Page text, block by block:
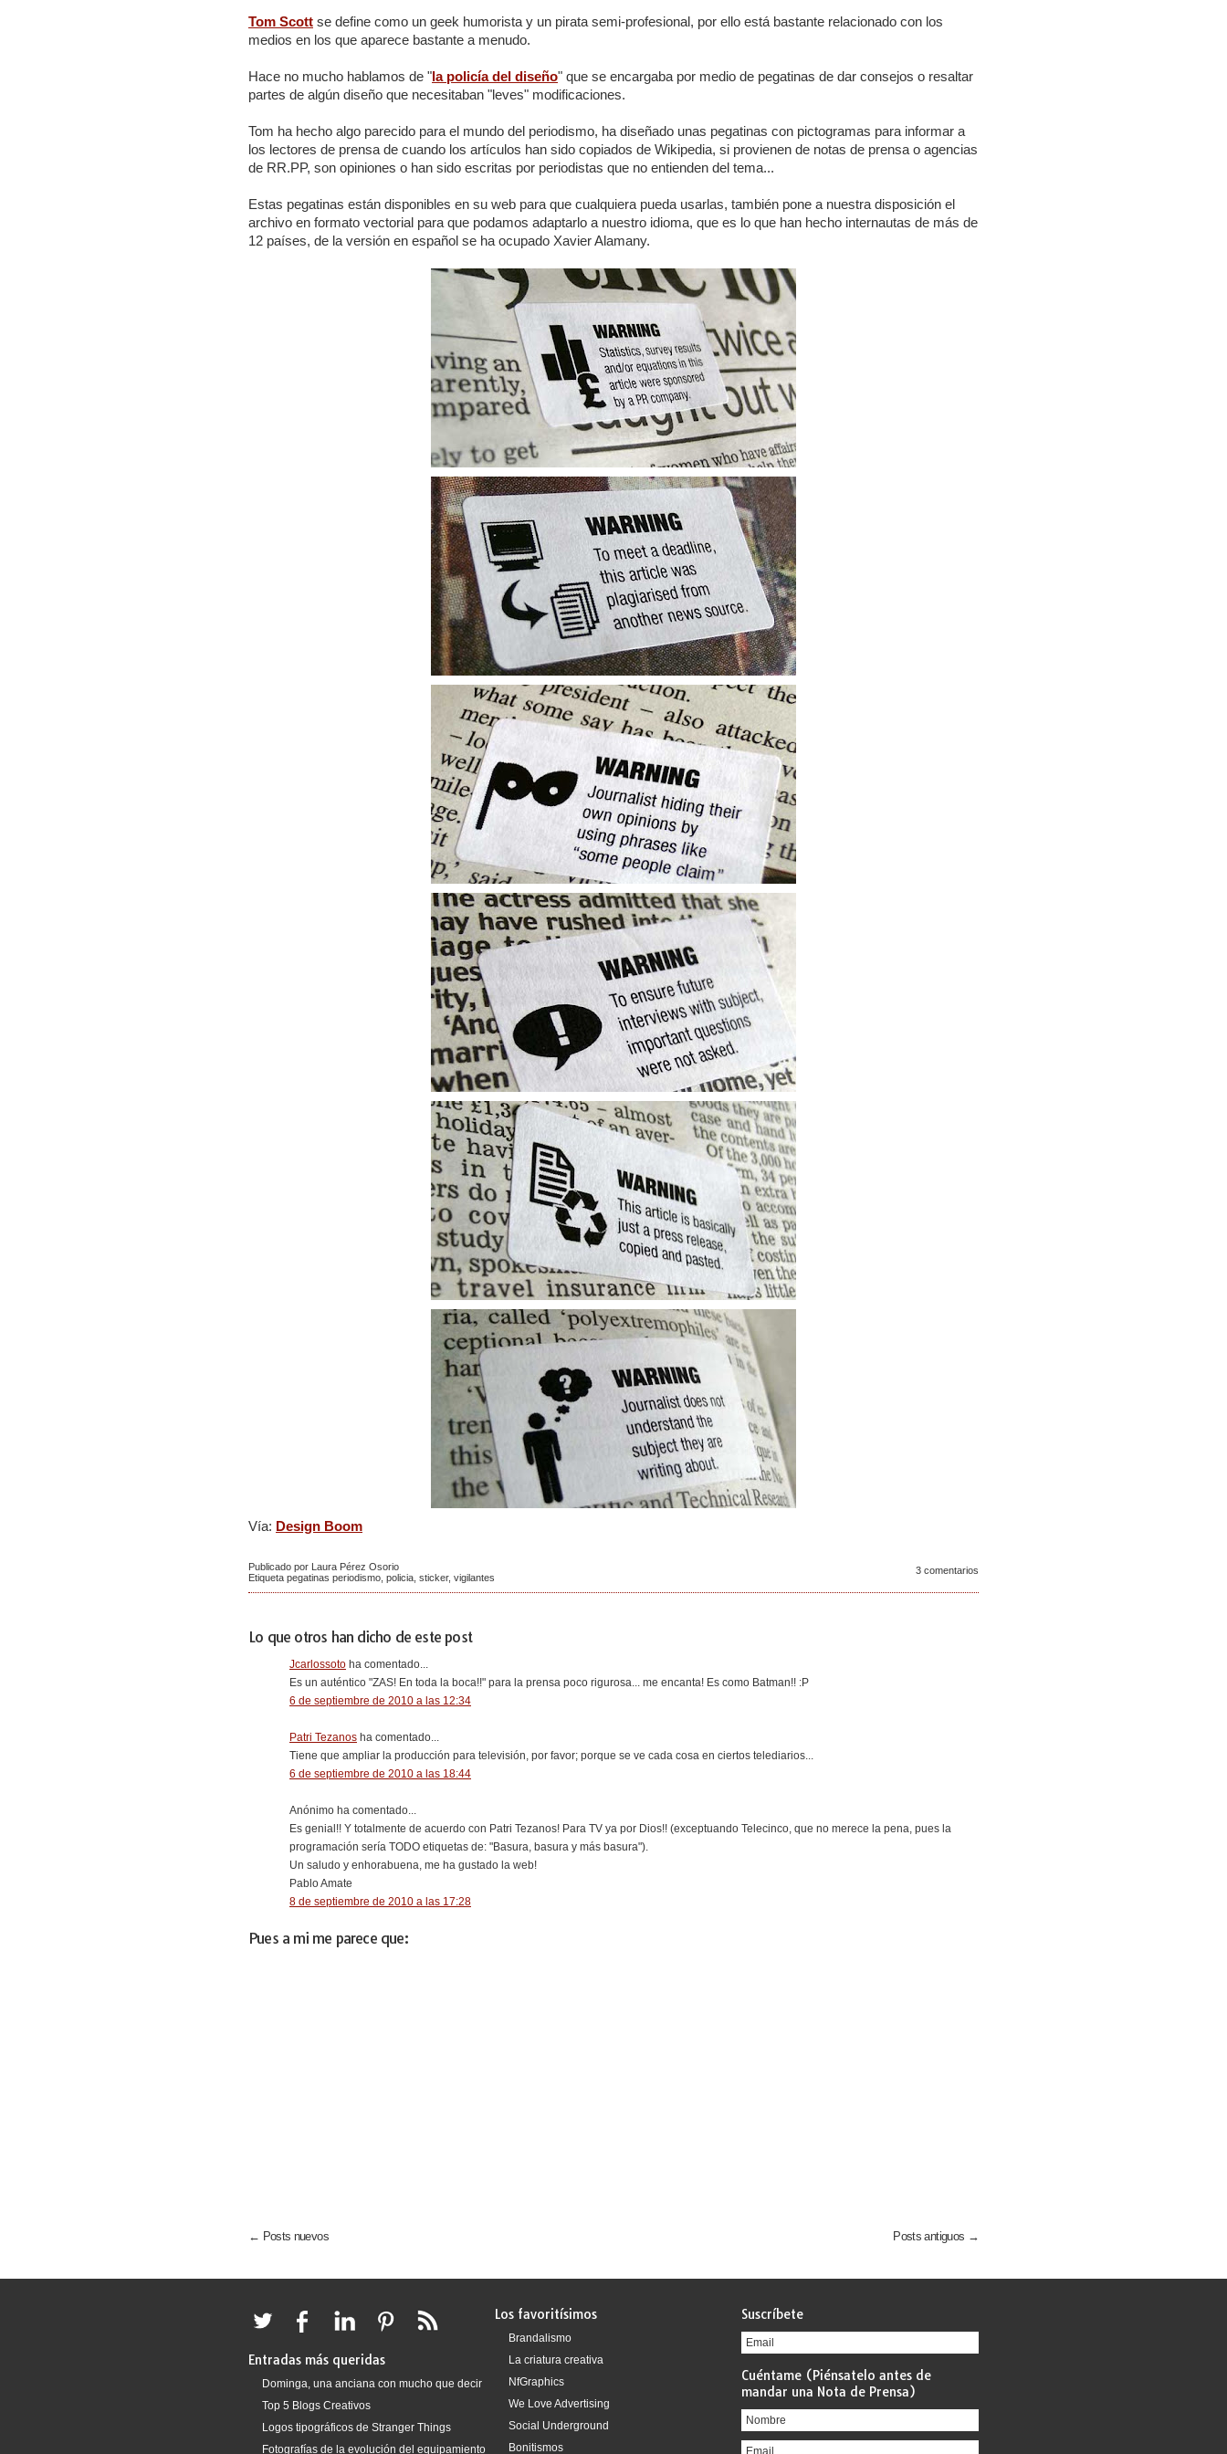
Tom Scott se define como un geek humorista y un pirata semi-profesional, por ello está bastante relacionado con los
medios en los que aparece bastante a menudo.
Hace no mucho hablamos de "la policía del diseño" que se encargaba por medio de pegatinas de dar consejos o resaltar
partes de algún diseño que necesitaban "leves" modificaciones.
Tom ha hecho algo parecido para el mundo del periodismo, ha diseñado unas pegatinas con pictogramas para informar a
los lectores de prensa de cuando los artículos han sido copiados de Wikipedia, si provienen de notas de prensa o agencias
de RR.PP, son opiniones o han sido escritas por periodistas que no entienden del tema...
Estas pegatinas están disponibles en su web para que cualquiera pueda usarlas, también pone a nuestra disposición el
archivo en formato vectorial para que podamos adaptarlo a nuestro idioma, que es lo que han hecho internautas de más de
12 países, de la versión en español se ha ocupado Xavier Alamany.
Vía: Design Boom
Publicado por Laura Pérez Osorio
Etiqueta pegatinas periodismo policia sticker, vigilantes
3 comentarios
Lo que otros han dicho de este post
Jcarlossoto ha comentado...
Es un auténtico "ZAS! En toda la boca!!" para la prensa poco rigurosa... me encanta! Es como Batman!! :P
6 de septiembre de 2010 a las 12:34
Patri Tezanos ha comentado...
Tiene que ampliar la producción para televisión, por favor; porque se ve cada cosa en ciertos telediarios...
6 de septiembre de 2010 a las 18:44
Anónimo ha comentado...
Es genial!! Y totalmente de acuerdo con Patri Tezanos! Para TV ya por Dios!! (exceptuando Telecinco, que no merece la pena, pues la
programación sería TODO etiquetas de: "Basura, basura y más basura").
Un saludo y enhorabuena, me ha gustado la web!
Pablo Amate
8 de septiembre de 2010 a las 17:28
Pues a mi me parece que:
← Posts nuevos Posts antiguos →
Entradas más queridas
Dominga, una anciana con mucho que decir
Top 5 Blogs Creativos
Logos tipográficos de Stranger Things
Fotografías de la evolución del equipamiento
Los favoritísimos
Brandalismo
La criatura creativa
NfGraphics
We Love Advertising
Social Underground
Bonitismos
Suscríbete
Cuéntame (Piénsatelo antes de
mandar una Nota de Prensa)